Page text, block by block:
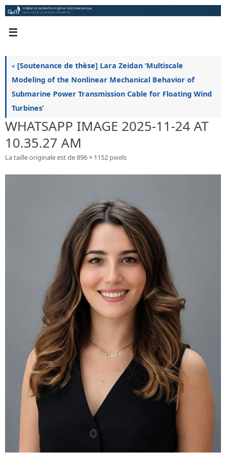
Passer
au
« [Soutenance de thèse] Lara Zeidan ‘Multiscale
Modeling of the Nonlinear Mechanical Behavior of
Submarine Power Transmission Cable for Floating Wind
Turbines’
WHATSAPP IMAGE 2025-11-24 AT
10.35.27 AM
La taille originale est de896 × 1152 pixels